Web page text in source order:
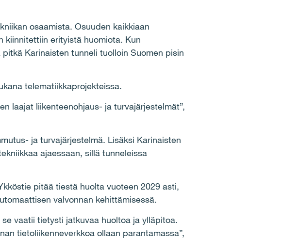
osaamista. Osuuden kaikkiaan
kiinnitettiin erityistä huomiota. Kun
Karinaisten tunneli tuolloin Suomen pisin
telematiikkaprojekteissa.
laajat liikenteenohjaus- ja turvajärjestelmät”,
ja turvajärjestelmä. Lisäksi Karinaisten
ajaessaan, sillä tunneleissa
pitää tiestä huolta vuoteen 2029 asti,
valvonnan kehittämisessä.
vaatii tietysti jatkuvaa huoltoa ja ylläpitoa.
tietoliikenneverkkoa ollaan parantamassa”,